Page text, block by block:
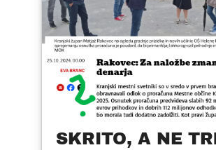
SKRITO, A NE